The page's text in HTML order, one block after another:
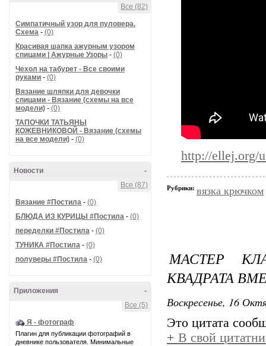
Все (82)
Симпатичный узор для пуловера.
Схема - (0)
Красивая шапка ажурным узором
спицами | Ажурные Узоры - (0)
Чехол на табурет - Все своими
руками - (0)
Вязание шляпки для девочки
спицами - Вязание (схемы на все
модели) - (0)
ТАПОЧКИ ТАТЬЯНЫ
КОЖЕВНИКОВОЙ - Вязание (схемы
на все модели) - (0)
-
Новости
Все (87)
Вязание #Постила - (0)
БЛЮДА ИЗ КУРИЦЫ #Постила - (0)
переделки #Постила - (0)
ТУНИКА #Постила - (0)
полуверы #Постила - (0)
-
Приложения
Все (5)
Я - фотограф
Плагин для публикации фотографий в
дневнике пользователя. Минимальные
http://ellej.org/
Рубрики: вязка крючком
МАСТЕР
КВАДРАТА
Воскресенье, 16
Это цитата
+ В свой